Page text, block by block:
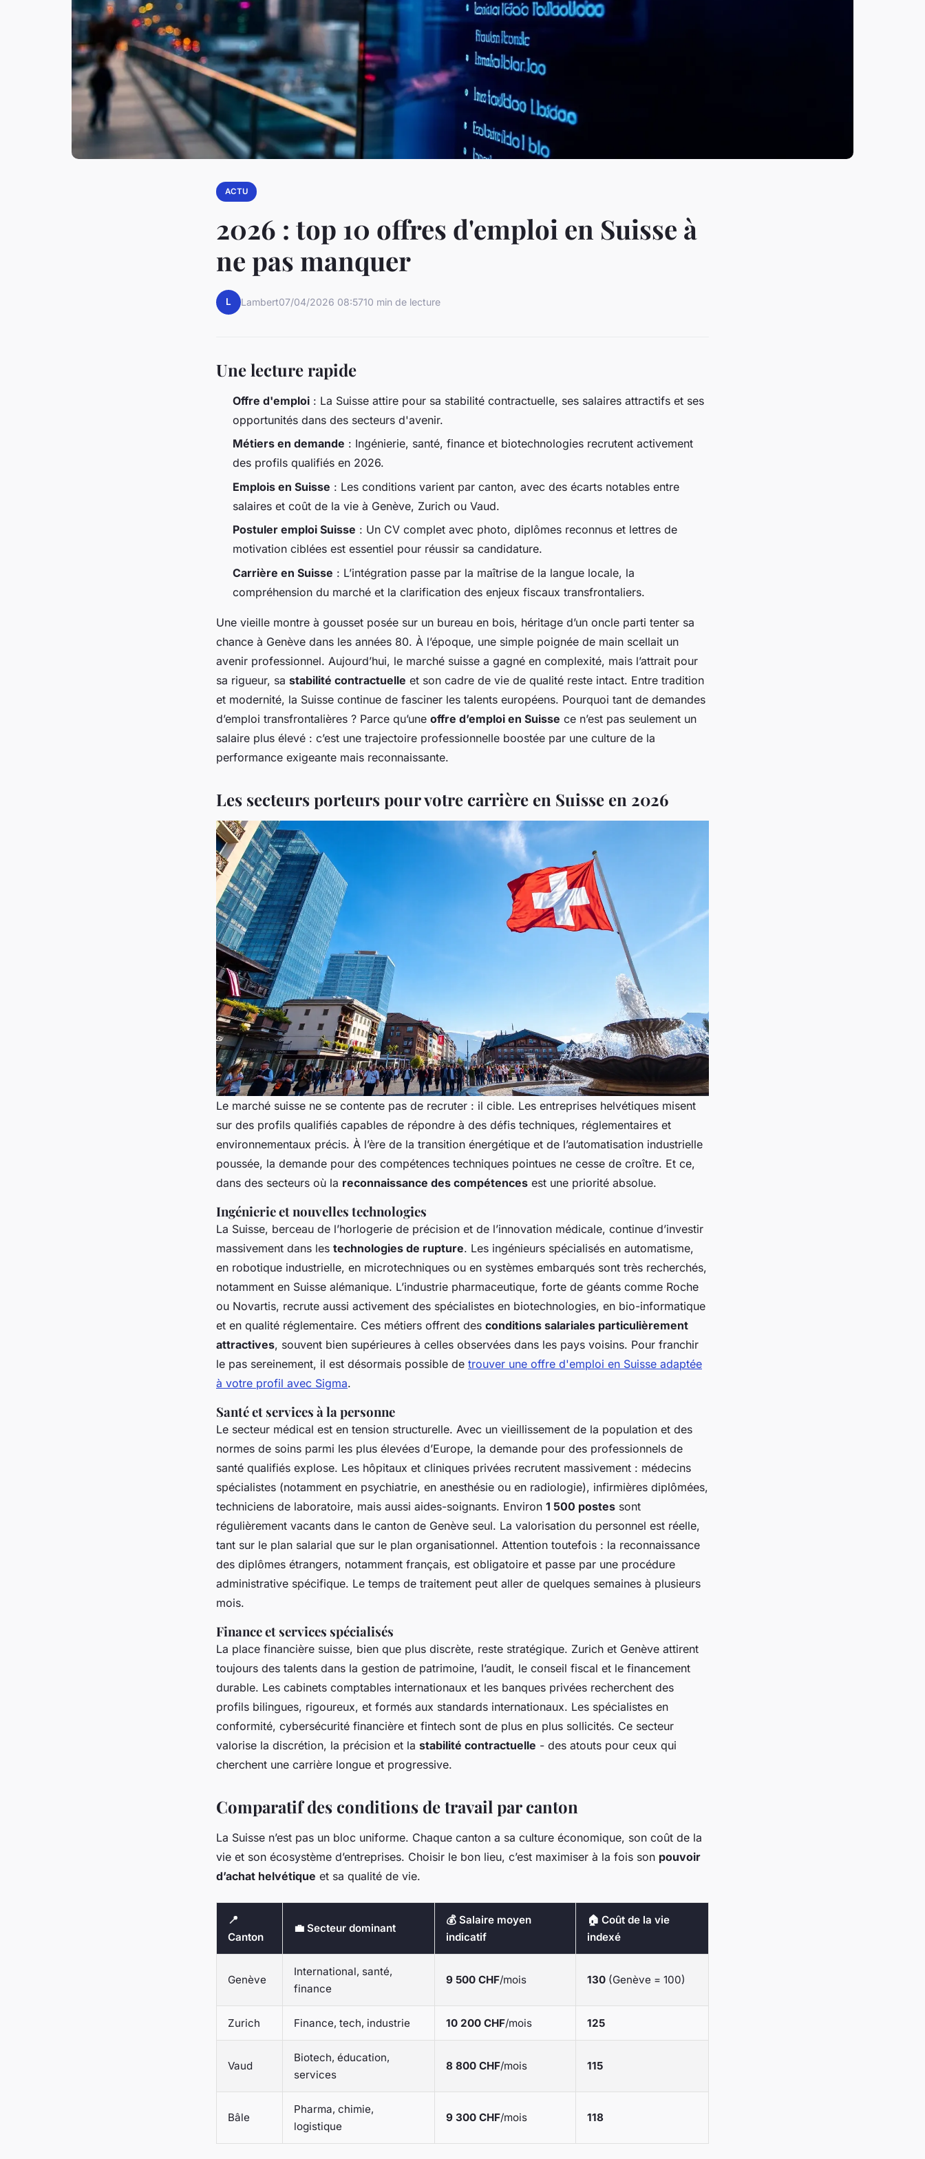
ACTU
2026 : top 10 offres d'emploi en Suisse à
ne pas manquer
L Lambert07/04/2026 08:5710 min de lecture
Une lecture rapide
Offre d'emploi : La Suisse attire pour sa stabilité contractuelle, ses salaires attractifs et ses
opportunités dans des secteurs d'avenir.
Métiers en demande : Ingénierie, santé, finance et biotechnologies recrutent activement
des profils qualifiés en 2026.
Emplois en Suisse : Les conditions varient par canton, avec des écarts notables entre
salaires et coût de la vie à Genève, Zurich ou Vaud.
Postuler emploi Suisse : Un CV complet avec photo, diplômes reconnus et lettres de
motivation ciblées est essentiel pour réussir sa candidature.
Carrière en Suisse : L’intégration passe par la maîtrise de la langue locale, la
compréhension du marché et la clarification des enjeux fiscaux transfrontaliers.
Une vieille montre à gousset posée sur un bureau en bois, héritage d’un oncle parti tenter sa
chance à Genève dans les années 80. À l’époque, une simple poignée de main scellait un
avenir professionnel. Aujourd’hui, le marché suisse a gagné en complexité, mais l’attrait pour
sa rigueur, sa stabilité contractuelle et son cadre de vie de qualité reste intact. Entre tradition
et modernité, la Suisse continue de fasciner les talents européens. Pourquoi tant de demandes
d’emploi transfrontalières ? Parce qu’une offre d’emploi en Suisse ce n’est pas seulement un
salaire plus élevé : c’est une trajectoire professionnelle boostée par une culture de la
performance exigeante mais reconnaissante.
Les secteurs porteurs pour votre carrière en Suisse en 2026
Le marché suisse ne se contente pas de recruter : il cible. Les entreprises helvétiques misent
sur des profils qualifiés capables de répondre à des défis techniques, réglementaires et
environnementaux précis. À l’ère de la transition énergétique et de l’automatisation industrielle
poussée, la demande pour des compétences techniques pointues ne cesse de croître. Et ce,
dans des secteurs où la reconnaissance des compétences est une priorité absolue.
Ingénierie et nouvelles technologies
La Suisse, berceau de l’horlogerie de précision et de l’innovation médicale, continue d’investir
massivement dans les technologies de rupture. Les ingénieurs spécialisés en automatisme,
en robotique industrielle, en microtechniques ou en systèmes embarqués sont très recherchés,
notamment en Suisse alémanique. L’industrie pharmaceutique, forte de géants comme Roche
ou Novartis, recrute aussi activement des spécialistes en biotechnologies, en bio-informatique
et en qualité réglementaire. Ces métiers offrent des conditions salariales particulièrement
attractives, souvent bien supérieures à celles observées dans les pays voisins. Pour franchir
le pas sereinement, il est désormais possible de trouver une offre d'emploi en Suisse adaptée
à votre profil avec Sigma.
Santé et services à la personne
Le secteur médical est en tension structurelle. Avec un vieillissement de la population et des
normes de soins parmi les plus élevées d’Europe, la demande pour des professionnels de
santé qualifiés explose. Les hôpitaux et cliniques privées recrutent massivement : médecins
spécialistes (notamment en psychiatrie, en anesthésie ou en radiologie), infirmières diplômées,
techniciens de laboratoire, mais aussi aides-soignants. Environ 1 500 postes sont
régulièrement vacants dans le canton de Genève seul. La valorisation du personnel est réelle,
tant sur le plan salarial que sur le plan organisationnel. Attention toutefois : la reconnaissance
des diplômes étrangers, notamment français, est obligatoire et passe par une procédure
administrative spécifique. Le temps de traitement peut aller de quelques semaines à plusieurs
mois.
Finance et services spécialisés
La place financière suisse, bien que plus discrète, reste stratégique. Zurich et Genève attirent
toujours des talents dans la gestion de patrimoine, l’audit, le conseil fiscal et le financement
durable. Les cabinets comptables internationaux et les banques privées recherchent des
profils bilingues, rigoureux, et formés aux standards internationaux. Les spécialistes en
conformité, cybersécurité financière et fintech sont de plus en plus sollicités. Ce secteur
valorise la discrétion, la précision et la stabilité contractuelle - des atouts pour ceux qui
cherchent une carrière longue et progressive.
Comparatif des conditions de travail par canton
La Suisse n’est pas un bloc uniforme. Chaque canton a sa culture économique, son coût de la
vie et son écosystème d’entreprises. Choisir le bon lieu, c’est maximiser à la fois son pouvoir
d’achat helvétique et sa qualité de vie.
📍
Canton
💼 Secteur dominant
💰 Salaire moyen
indicatif
🏠 Coût de la vie
indexé
Genève
International, santé,
finance
9 500 CHF/mois 130 (Genève = 100)
Zurich Finance, tech, industrie 10 200 CHF/mois 125
Vaud
Biotech, éducation,
services
8 800 CHF/mois 115
Bâle
Pharma, chimie,
logistique
9 300 CHF/mois 118